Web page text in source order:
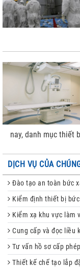
nay, danh mục thiết
DỊCH VỤ CỦA
Đào tạo an toàn bức
Kiểm định thiết bị bức
Kiểm xạ khu vực làm
Cung cấp và đọc liều
Tư vấn hồ sơ cấp
Thiết kế chế tạo lắp